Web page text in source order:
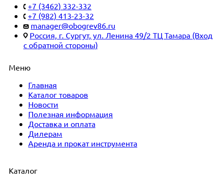
+7 (3462) 332-332
+7 (982) 413-23-32
manager@obogrev86.ru
Россия, г. Сургут, ул. Ленина 49/2 ТЦ Тамара (Вход
с обратной стороны)
Меню
Главная
Каталог товаров
Новости
Полезная информация
Доставка и оплата
Дилерам
Аренда и прокат инструмента
Каталог